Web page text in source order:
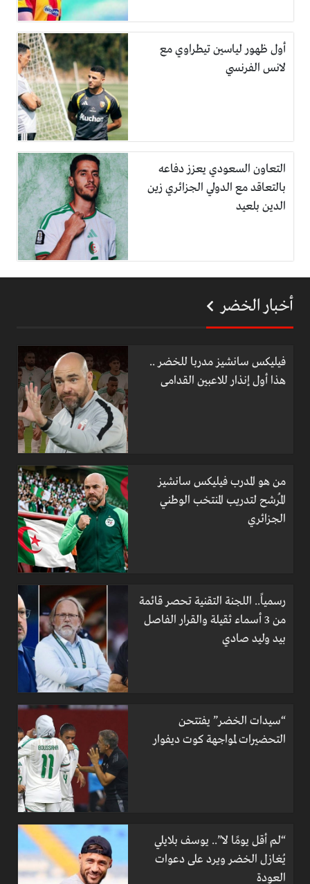
أول ظهور لياسين تيطراوي مع
لانس الفرنسي
التعاون السعودي يعزز دفاعه
بالتعاقد مع الدولي الجزائري زين
الدين بلعيد
أخبار الخضر
فيليكس سانشيز مدربا للخضر ..
هذا أول إنذار للاعبين القدامى
من هو المدرب فيليكس سانشيز
المُرشح لتدريب المنتخب الوطني
الجزائري
رسمياً.. اللجنة التقنية تحصر قائمة
من 3 أسماء ثقيلة والقرار الفاصل
بيد وليد صادي
“سيدات الخضر” يفتتحن
التحضيرات لمواجهة كوت ديفوار
“لم أقل يومًا لا”.. يوسف بلايلي
يُغازل الخضر ويرد على دعوات
العودة